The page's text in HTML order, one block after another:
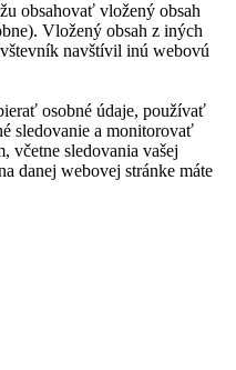
obsahovať vložený obsah
Vložený obsah z iných
navštívil inú webovú
osobné údaje, používať
sledovanie a monitorovať
včetne sledovania vašej
danej webovej stránke máte